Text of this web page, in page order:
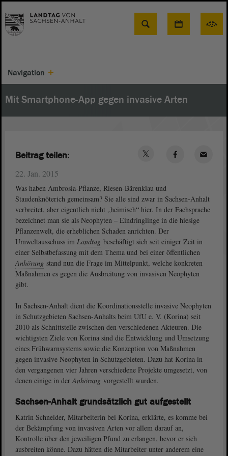
Suche
Navigation
Mit Smartphone-App gegen invasive Arten
22. Jan. 2015
Was haben Ambrosia-Pflanze, Riesen-Bärenklau und
Staudenknöterich gemeinsam? Sie alle sind zwar in Sachsen-Anhalt
verbreitet, aber eigentlich nicht „heimisch“ hier. In der Fachsprache
bezeichnet man sie als Neophyten – Eindringlinge in die hiesige
Pflanzenwelt, die erheblichen Schaden anrichten. Der
Umweltausschuss im Landtag beschäftigt sich seit einiger Zeit in
einer Selbstbefassung mit dem Thema und bei einer öffentlichen
Anhörung stand nun die Frage im Mittelpunkt, welche konkreten
Maßnahmen es gegen die Ausbreitung von invasiven Neophyten
gibt.
In Sachsen-Anhalt dient die Koordinationsstelle invasive Neophyten
in Schutzgebieten Sachsen-Anhalts beim UfU e. V. (Korina) seit
2010 als Schnittstelle zwischen den verschiedenen Akteuren. Die
wichtigsten Ziele von Korina sind die Entwicklung und Umsetzung
eines Frühwarnsystems sowie die Konzeption von Maßnahmen
gegen invasive Neophyten in Schutzgebieten. Dazu hat Korina in
den vergangenen vier Jahren verschiedene Projekte umgesetzt, von
denen einige in derAnhörung vorgestellt wurden.
Sachsen-Anhalt grundsätzlich gut aufgestellt
Katrin Schneider, Mitarbeiterin bei Korina, erklärte, es komme bei
der Bekämpfung von invasiven Arten vor allem darauf an,
Kontrolle über den jeweiligen Pfund zu erlangen, bevor er sich
ausbreiten könne. Dazu hätten die Mitarbeiter unter anderem eine
Beitrag teilen: